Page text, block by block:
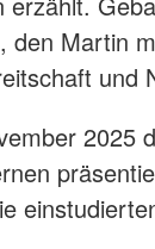
den Martin
und
2025